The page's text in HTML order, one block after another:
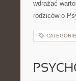
wdrażać
rodziców o